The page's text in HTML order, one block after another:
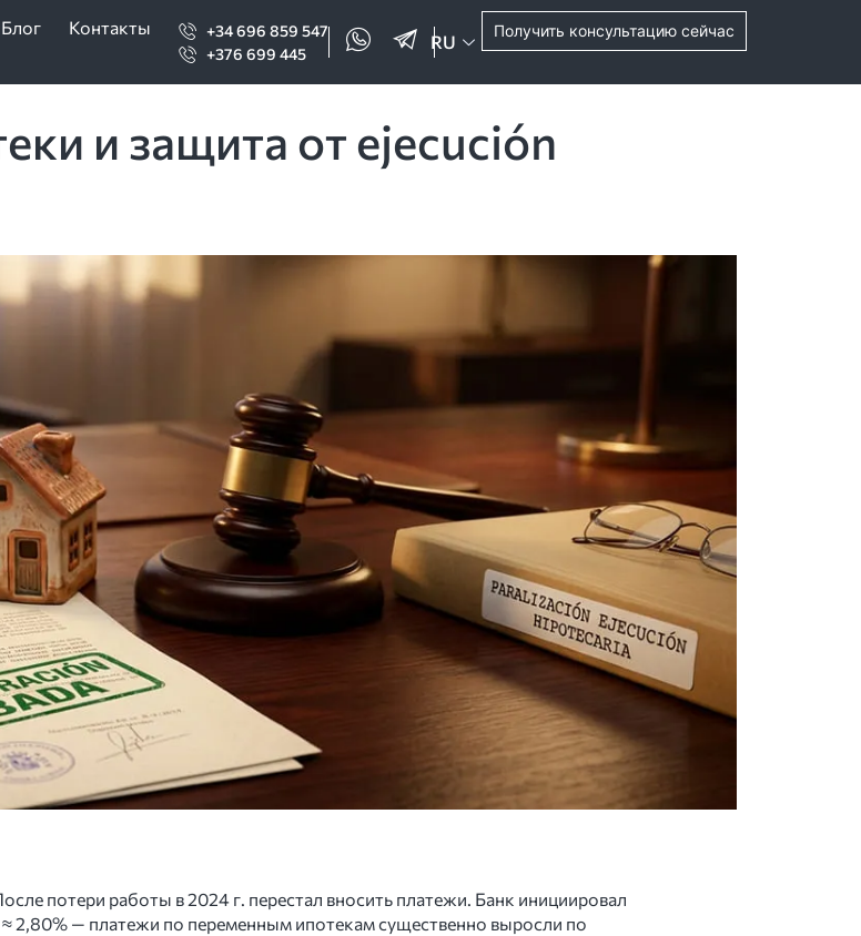
Блог Контакты
+34 696 859 547
+376 699 445
RU
Получить консультацию сейчас
и защита от ejecución
потери работы в 2024 г. перестал вносить платежи. Банк инициировал
2,80% — платежи по переменным ипотекам существенно выросли по